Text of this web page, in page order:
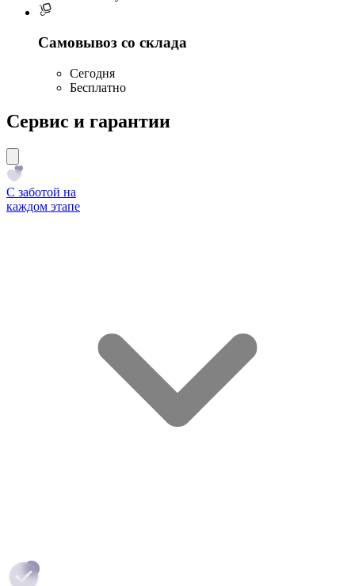
Самовывоз со склада
Сегодня
Бесплатно
Сервис и гарантии
С заботой на
каждом этапе